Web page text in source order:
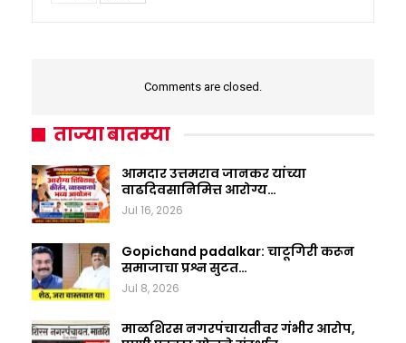
Comments are closed.
ताज्या बातम्या
आमदार उत्तमराव जानकर यांच्या
वाढदिवसानिमित्त आरोग्य…
Jul 16, 2026
Gopichand padalkar: चाटूगिरी करून
समाजाचा प्रश्न सुटत…
Jul 8, 2026
माळशिरस नगरपंचायतीवर गंभीर आरोप,